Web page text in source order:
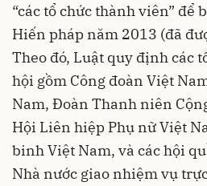
“các tổ chức thành viên” để
Hiến pháp năm 2013 (đã
Theo đó, Luật quy định các
hội gồm Công đoàn Việt
Nam, Đoàn Thanh niên
Hội Liên hiệp Phụ nữ Việt
binh Việt Nam, và các hội
Nhà nước giao nhiệm vụ